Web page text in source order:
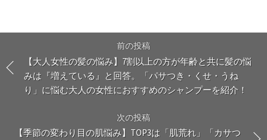
前の投稿
【大人女性の髪の悩み】7割以上の方が年齢と共に髪の悩
みは『増えている』と回答。「パサつき・くせ・うね
り」に悩む大人の女性におすすめのシャンプーを紹介！
次の投稿
【季節の変わり目の肌悩み】TOP3は「肌荒れ」「カサつ